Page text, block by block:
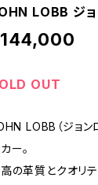
LOBB ジ
OUT
LOBB（ジョ
ー。
の革質とクオリテ